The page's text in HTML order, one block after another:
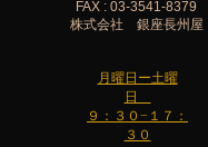
月曜日ー土曜
日
９：３０−１７：
３０
FAX : 03-3541-8379
株式会社 銀座長州屋